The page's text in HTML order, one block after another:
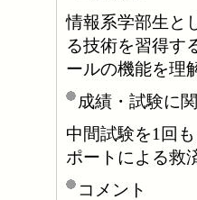
情報系学部生と
る技術を習得す
ールの機能を理
成績・試験に
中間試験を1回
ポートによる救
コメント